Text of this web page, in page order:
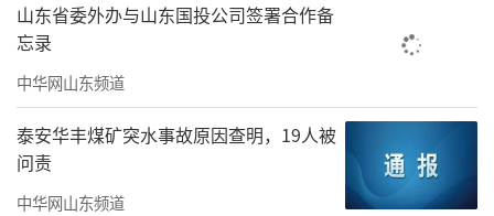
山东省委外办与山东国投公司签署合作备
忘录
中华网山东频道
泰安华丰煤矿突水事故原因查明，19人被
问责
中华网山东频道